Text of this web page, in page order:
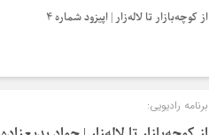
از کوچه‌بازار تا لاله‌زار | اپیزود شماره ۴
برنامه رادیویی: